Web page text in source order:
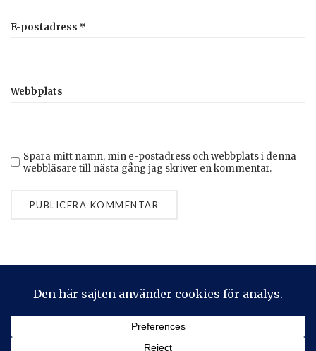
E-postadress *
Webbplats
Spara mitt namn, min e-postadress och webbplats i denna
webbläsare till nästa gång jag skriver en kommentar.
2026 © Stickeralla Theme by
Privacy & Cookies: This site uses cookies. By continuing to use
this website, you agree to their use.
To find out more, including how to control cookies, see here: